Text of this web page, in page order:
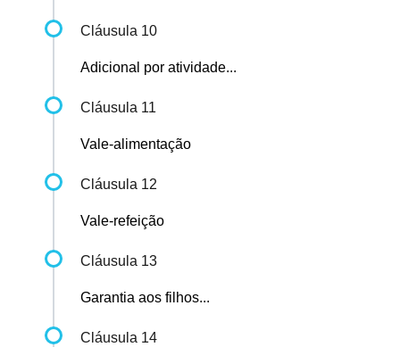
Cláusula 10
Adicional por atividade...
Cláusula 11
Vale-alimentação
Cláusula 12
Vale-refeição
Cláusula 13
Garantia aos filhos...
Cláusula 14